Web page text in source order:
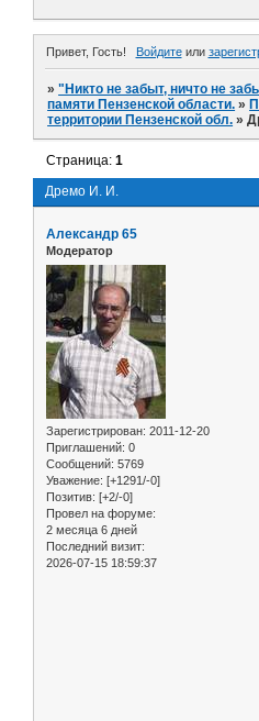
Привет, Гость! Войдитеили
»"Никто не забыт, ничто не
памяти Пензенской области. »
территории Пензенской обл. »
Дремо И. И.
Страница:1
Александр 65
Модератор
Зарегистрирован: 2011-12-20
Приглашений: 0
Сообщений: 5769
Уважение: [+1291/-0]
Позитив: [+2/-0]
Провел на форуме:
2 месяца 6 дней
Последний визит:
2026-07-15 18:59:37